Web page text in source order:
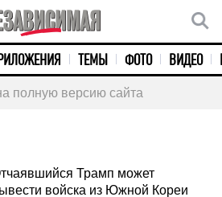
ТЕМЫ ФОТО ВИДЕО
полную версию сайта
Трамп может
войска из Южной Кореи